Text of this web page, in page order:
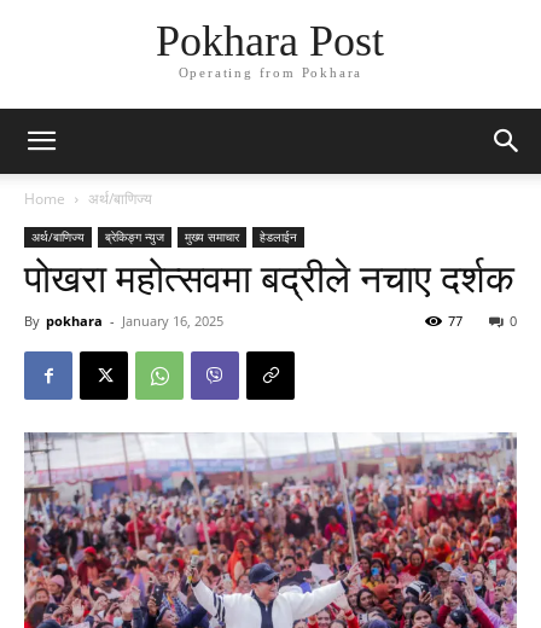
Pokhara Post
Operating from Pokhara
Home अर्थ/बाणिज्य
अर्थ/बाणिज्य ब्रेकिङ्ग न्युज मुख्य समाचार हेडलाईन
पोखरा महोत्सवमा बद्रीले नचाए दर्शक
By pokhara - January 16, 2025 0
77